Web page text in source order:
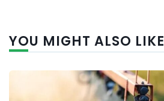
YOU MIGHT ALSO LIKE